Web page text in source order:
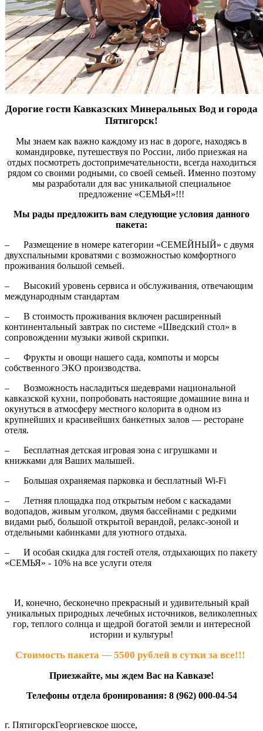
Дорогие гости Кавказских Минеральных Вод и города
Пятигорск!
Мы знаем как важно каждому из нас в дороге, находясь в
командировке, путешествуя по России, либо приезжая на
отдых посмотреть достопримечательности, всегда находиться
рядом со своими родными, со своей семьей. Именно поэтому
мы разработали для вас уникальной специальное
предложение «СЕМЬЯ»!!!
Мы рады предложить вам следующие условия данного
пакета:
– Размещение в номере категории «СЕМЕЙНЫЙ» с двумя
двухспальными кроватями с возможностью комфортного
проживания большой семьей.
– Высокий уровень сервиса и обслуживания, отвечающим
международным стандартам
– В стоимость проживания включен расширенный
континентальный завтрак по системе «Шведский стол» в
сопровождении музыки живой скрипки.
– Фрукты и овощи нашего сада, компоты и морсы
собственного ЭКО производства.
– Возможность насладиться шедеврами национальной
кавказской кухни, попробовать настоящие домашние вина и
окунуться в атмосферу местного колорита в одном из
крупнейших и красивейших банкетных залов — ресторане
отеля.
– Бесплатная детская игровая зона с игрушками и
книжками для Ваших малышей.
– Большая охраняемая парковка и бесплатный Wi-Fi
– Летняя площадка под открытым небом с каскадами
водопадов, живым уголком, двумя бассейнами с редкими
видами рыб, большой открытой верандой, релакс-зоной и
отдельными кабинками для уютного отдыха.
– И особая скидка для гостей отеля, отдыхающих по пакету
«СЕМЬЯ» - 10% на все услуги отеля
И, конечно, бесконечно прекрасный и удивительный край
уникальных природных лечебных источников, великолепных
гор, теплого солнца и щедрой богатой земли и интересной
истории и культуры!
Стоимость пакета — 5500 рублей в сутки за все!!!
Приезжайте, мы ждем Вас на Кавказе!
Телефоны отдела бронирования: 8 (962) 000-04-54
г. ПятигорскГеоргиевское шоссе,